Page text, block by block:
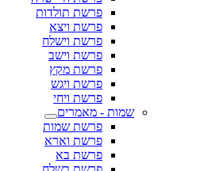
פרשת תולדות
פרשת ויצא
פרשת וישלח
פרשת וישב
פרשת מקץ
פרשת ויגש
פרשת ויחי
שמות - מאמרים
פרשת שמות
פרשת וארא
פרשת בא